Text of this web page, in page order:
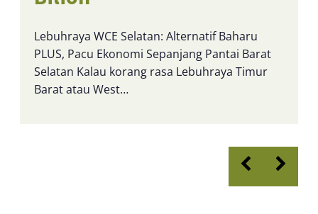
Lebuhraya WCE Selatan: Alternatif Baharu
PLUS, Pacu Ekonomi Sepanjang Pantai Barat
Selatan Kalau korang rasa Lebuhraya Timur
Barat atau West…